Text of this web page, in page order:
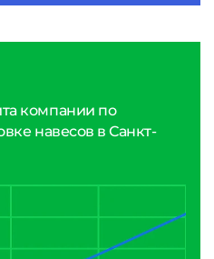
компании по
навесов в Санкт-